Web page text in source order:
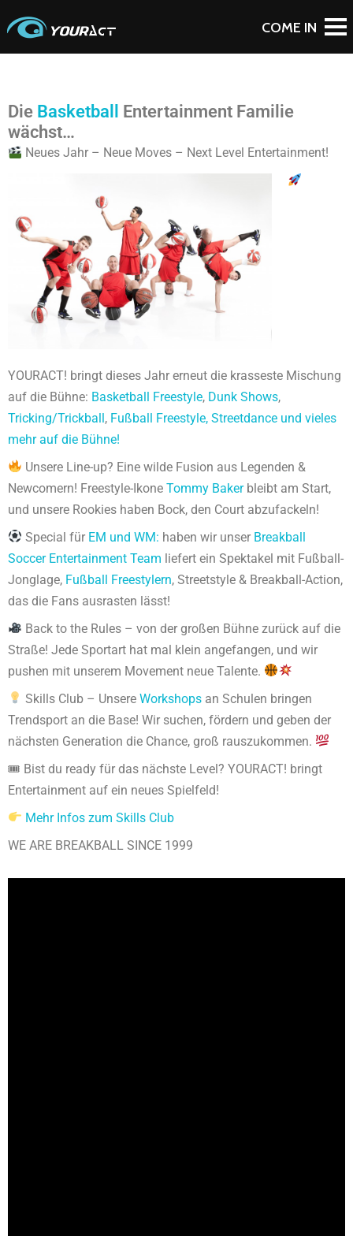
Die Basketball Entertainment Familie
wächst…
Neues Jahr – Neue Moves – Next Level Entertainment!
YOURACT! bringt dieses Jahr erneut die krasseste Mischung
auf die Bühne: Basketball Freestyle, Dunk Shows,
Tricking/Trickball, Fußball Freestyle, Streetdance und vieles
mehr auf die Bühne!
Unsere Line-up? Eine wilde Fusion aus Legenden &
Newcomern! Freestyle-Ikone Tommy Bakerbleibt am Start,
und unsere Rookies haben Bock, den Court abzufackeln!
Special für EM und WM: haben wir unser Breakball
Soccer Entertainment Team liefert ein Spektakel mit Fußball-
Jonglage, Fußball Freestylern, Streetstyle & Breakball-Action,
das die Fans ausrasten lässt!
Back to the Rules – von der großen Bühne zurück auf die
Straße! Jede Sportart hat mal klein angefangen, und wir
pushen mit unserem Movement neue Talente.
Skills Club – UnsereWorkshops an Schulen bringen
Trendsport an die Base! Wir suchen, fördern und geben der
nächsten Generation die Chance, groß rauszukommen.
🎟 Bist du ready für das nächste Level? YOURACT! bringt
Entertainment auf ein neues Spielfeld!
Mehr Infos zum Skills Club
WE ARE BREAKBALL SINCE 1999